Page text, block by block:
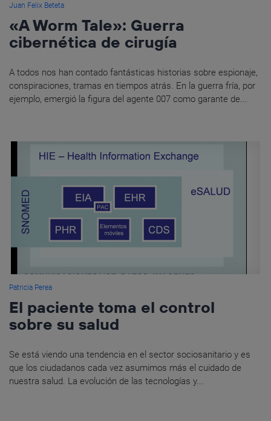
Juan Felix Beteta
«A Worm Tale»: Guerra
cibernética de cirugía
A todos nos han contado fantásticas historias sobre espionaje,
conspiraciones, tramas en tiempos atrás. En la guerra fría, por
ejemplo, emergió la figura del agente 007 como garante de...
Patricia Perea
El paciente toma el control
sobre su salud
Se está viendo una tendencia en el sector sociosanitario y es
que los ciudadanos cada vez asumimos más el cuidado de
nuestra salud. La evolución de las tecnologías y...